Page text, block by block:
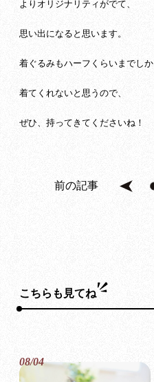
よりオリジナリティがでて、
思い出になると思います。
着ぐるみもハーフくらいまでしか
着てくれないと思うので、
ぜひ、持ってきてくださいね！
前の記事
こちらも見てね
08/04